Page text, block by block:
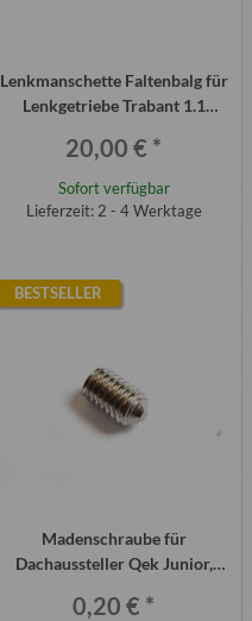
Lenkmanschette Faltenbalg für
Lenkgetriebe Trabant 1.1
20,00 € *
Sofort verfügbar
Lieferzeit: 2 - 4 Werktage
BESTSELLER
Madenschraube für
Dachaussteller Qek Junior,
0,20 € *